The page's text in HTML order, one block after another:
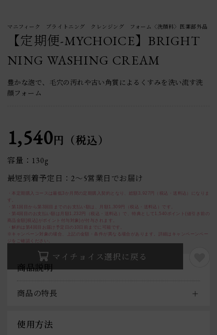
マニフィーク ブライトニング クレンジング フォーム〈洗顔料〉医薬部外品
【定期便-MYCHOICE】BRIGHT
NING WASHING CREAM
豊かな泡で、毛穴の汚れや古い角質によるくすみを洗い流す洗
顔フォーム
1,540円（税込）
容量：130g
最短到着予定日：2〜5営業日でお届け
マイチョイス選択に戻る
・本定期購入コースは最低3か月間の定期購入契約となり、総額3,927円（税込・送料込）になりま
す。
・第1回目から第3回目までのお支払い額は、月額1,309円（税込・送料込）です。
・第4回目のお支払い額は月額1,232円（税込・送料込）で、特典として1,540ポイント(値引き前の
商品金額[税込]がポイント付与対象)が付与されます。
・解約は第4回目お届け予定日の10日前までに可能です。
※キャンペーン対象の場合、上記の金額・条件が異なる場合があります。詳細はキャンペーンペー
ジをご確認ください。
商品説明
商品の特長
使用方法